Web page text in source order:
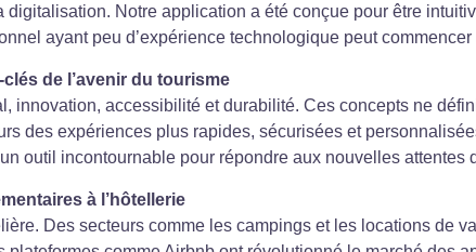
Notre application a été conçue pour être
ayant peu d’expérience technologique peut
de l’avenir du tourisme
innovation, accessibilité et durabilité. Ces concepts ne
des expériences plus rapides, sécurisées et
outil incontournable pour répondre aux nouvelles attentes
à l’hôtellerie
Des secteurs comme les campings et les locations de